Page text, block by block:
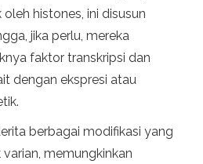
histones, ini disusun
jika perlu, mereka
faktor transkripsi dan
dengan ekspresi atau
berbagai modifikasi yang
memungkinkan